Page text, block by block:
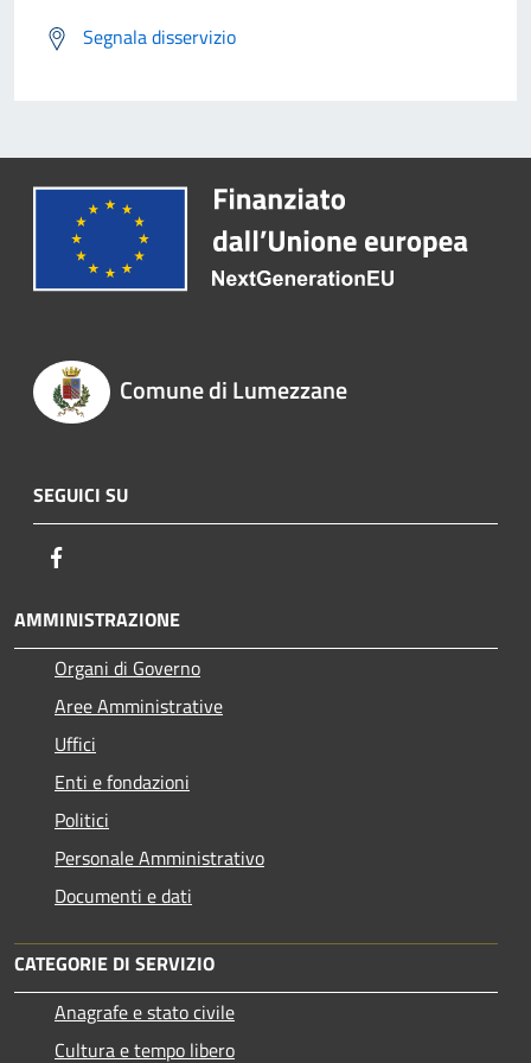
Segnala disservizio
Comune di Lumezzane
SEGUICI SU
AMMINISTRAZIONE
Organi di Governo
Aree Amministrative
Uffici
Enti e fondazioni
Politici
Personale Amministrativo
Documenti e dati
CATEGORIE DI SERVIZIO
Anagrafe e stato civile
Cultura e tempo libero